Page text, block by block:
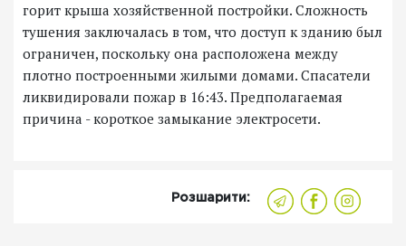
горит крыша хозяйственной постройки. Сложность
тушения заключалась в том, что доступ к зданию был
ограничен, поскольку она расположена между
плотно построенными жилыми домами. Спасатели
ликвидировали пожар в 16:43. Предполагаемая
причина - короткое замыкание электросети.
Розшарити: